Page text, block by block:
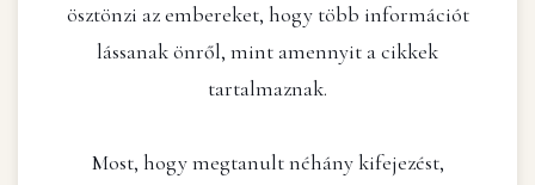
ösztönzi az embereket, hogy több információt
lássanak önről, mint amennyit a cikkek
tartalmaznak.
Most, hogy megtanult néhány kifejezést,